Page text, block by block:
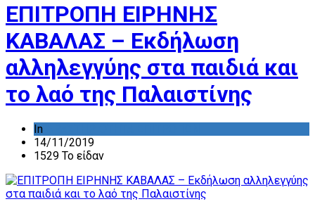
ΕΠΙΤΡΟΠΗ ΕΙΡΗΝΗΣ
ΚΑΒΑΛΑΣ – Εκδήλωση
αλληλεγγύης στα παιδιά και
το λαό της Παλαιστίνης
In
14/11/2019
1529 Το είδαν